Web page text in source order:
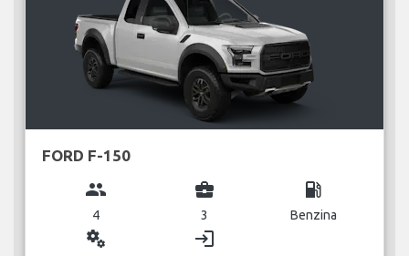
FORD F-150
group
4
business_center
3
local_gas_station
Benzina
miscellaneous_services login